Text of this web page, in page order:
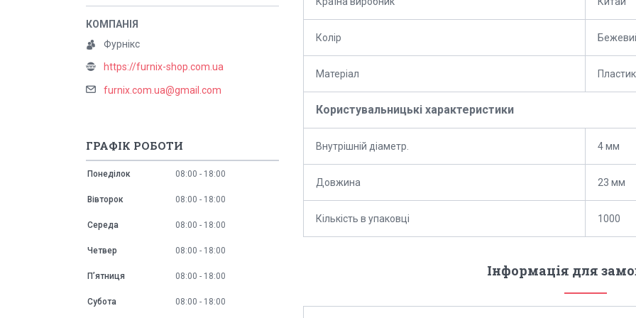
Колір
Матеріал Пластик
Користувальницькі характеристики
Внутрішній діаметр. 4 мм
Довжина 23 мм
Кількість в упаковці 1000
Інформація для
Фурнікс
https://furnix-shop.com.ua
furnix.com.ua@gmail.com
ГРАФІК РОБОТИ
Понеділок 08:00 18:00
Вівторок 08:00 18:00
Середа 08:00 18:00
Четвер 08:00 18:00
Пʼятниця 08:00 18:00
Субота 08:00 18:00